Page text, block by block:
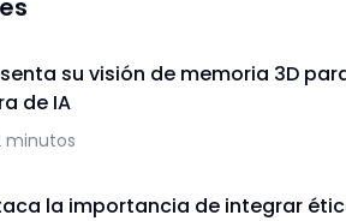
su visión de memoria 3D
de IA
minutos
la importancia de integrar